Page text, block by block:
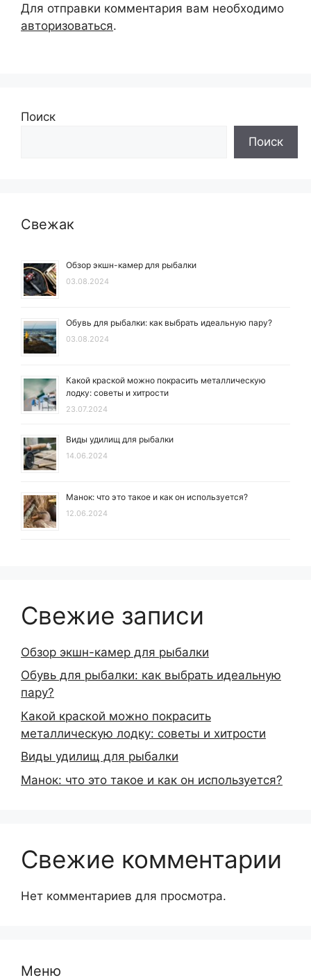
Для отправки комментария вам необходимо
авторизоваться.
Поиск
Поиск
Свежак
Обзор экшн-камер для рыбалки
03.08.2024
Обувь для рыбалки: как выбрать идеальную пару?
03.08.2024
Какой краской можно покрасить металлическую
лодку: советы и хитрости
23.07.2024
Виды удилищ для рыбалки
14.06.2024
Манок: что это такое и как он используется?
12.06.2024
Свежие записи
Обзор экшн-камер для рыбалки
Обувь для рыбалки: как выбрать идеальную
пару?
Какой краской можно покрасить
металлическую лодку: советы и хитрости
Виды удилищ для рыбалки
Манок: что это такое и как он используется?
Свежие комментарии
Нет комментариев для просмотра.
Меню